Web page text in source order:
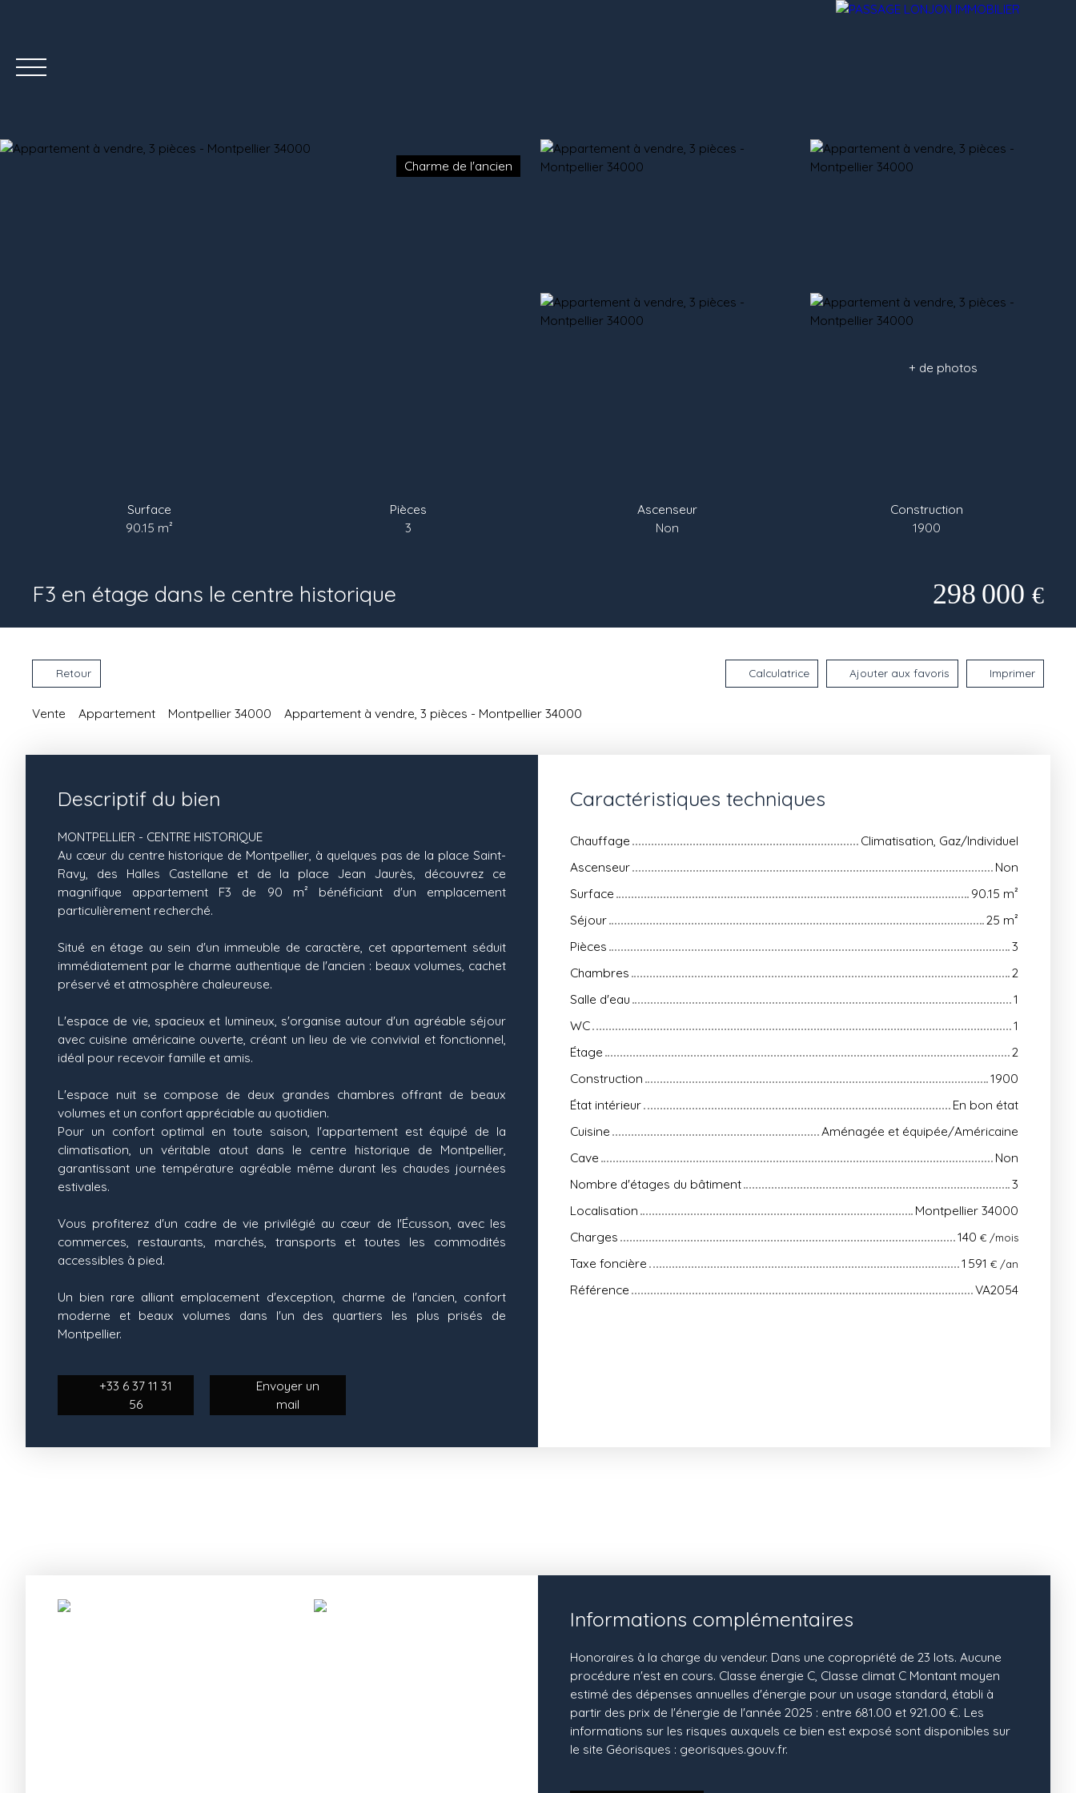
Charme de l'ancien
+ de photos
Surface
90.15 m²
Pièces
3
Ascenseur
Non
Construction
1900
F3 en étage dans le centre historique 298 000 €
Retour Calculatrice Ajouter aux favoris Imprimer
Vente Appartement Montpellier 34000 Appartement à vendre, 3 pièces - Montpellier 34000
Descriptif du bien
MONTPELLIER - CENTRE HISTORIQUE
Au cœur du centre historique de Montpellier, à quelques pas de la place Saint-
Ravy, des Halles Castellane et de la place Jean Jaurès, découvrez ce
magnifique appartement F3 de 90 m² bénéficiant d'un emplacement
particulièrement recherché.
Situé en étage au sein d'un immeuble de caractère, cet appartement séduit
immédiatement par le charme authentique de l'ancien : beaux volumes, cachet
préservé et atmosphère chaleureuse.
L'espace de vie, spacieux et lumineux, s'organise autour d'un agréable séjour
avec cuisine américaine ouverte, créant un lieu de vie convivial et fonctionnel,
idéal pour recevoir famille et amis.
L'espace nuit se compose de deux grandes chambres offrant de beaux
volumes et un confort appréciable au quotidien.
Pour un confort optimal en toute saison, l'appartement est équipé de la
climatisation, un véritable atout dans le centre historique de Montpellier,
garantissant une température agréable même durant les chaudes journées
estivales.
Vous profiterez d'un cadre de vie privilégié au cœur de l'Écusson, avec les
commerces, restaurants, marchés, transports et toutes les commodités
accessibles à pied.
Un bien rare alliant emplacement d'exception, charme de l'ancien, confort
moderne et beaux volumes dans l'un des quartiers les plus prisés de
Montpellier.
+33 6 37 11 31
56
Envoyer un
mail
Caractéristiques techniques
Chauffage
Climatisation, Gaz/Individuel
Ascenseur
Non
Surface
90.15 m²
Séjour
25 m²
Pièces
3
Chambres
2
Salle d'eau
1
WC
1
Étage
2
Construction
1900
État intérieur
En bon état
Cuisine
Aménagée et équipée/Américaine
Cave
Non
Nombre d'étages du bâtiment
3
Localisation
Montpellier 34000
Charges
140 € /mois
Taxe foncière 1 591 € /an
Référence VA2054
Informations complémentaires
Honoraires à la charge du vendeur. Dans une copropriété de 23 lots. Aucune
procédure n'est en cours. Classe énergie C, Classe climat C Montant moyen
estimé des dépenses annuelles d'énergie pour un usage standard, établi à
partir des prix de l'énergie de l'année 2025 : entre 681.00 et 921.00 €. Les
informations sur les risques auxquels ce bien est exposé sont disponibles sur
le site Géorisques : georisques.gouv.fr.